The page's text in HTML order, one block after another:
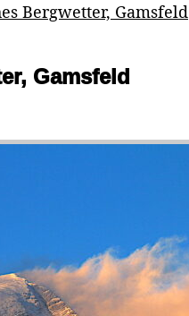
Bergwetter, Gamsfeld
Gamsfeld